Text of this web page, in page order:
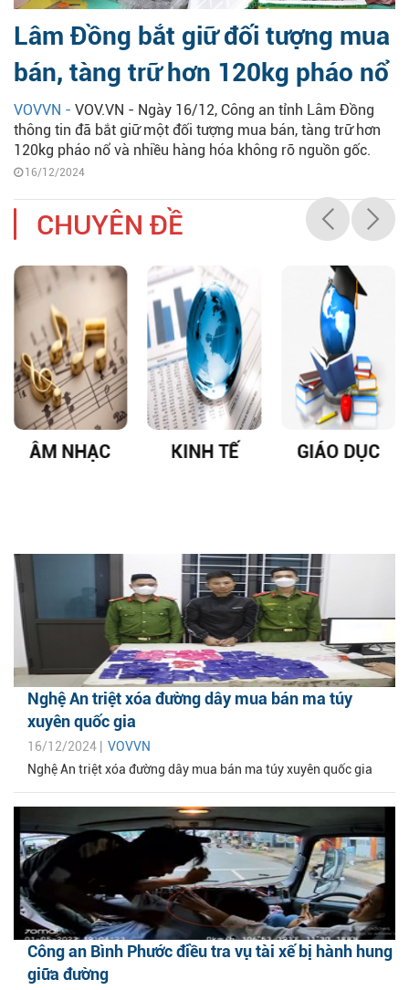
Lâm Đồng bắt giữ đối tượng mua
bán, tàng trữ hơn 120kg pháo nổ
VOVVN - VOV.VN - Ngày 16/12, Công an tỉnh Lâm Đồng
thông tin đã bắt giữ một đối tượng mua bán, tàng trữ hơn
120kg pháo nổ và nhiều hàng hóa không rõ nguồn gốc.
16/12/2024
CHUYÊN ĐỀ
ÂM NHẠC KINH TẾ GIÁO DỤC
Nghệ An triệt xóa đường dây mua bán ma túy
xuyên quốc gia
16/12/2024 | VOVVN
Nghệ An triệt xóa đường dây mua bán ma túy xuyên quốc gia
Công an Bình Phước điều tra vụ tài xế bị hành hung
giữa đường